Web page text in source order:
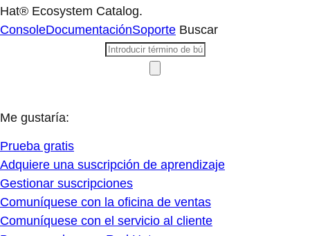
Hat® Ecosystem Catalog.
ConsoleDocumentaciónSoporte Buscar
Me gustaría:
Prueba gratis
Adquiere una suscripción de aprendizaje
Gestionar suscripciones
Comuníquese con la oficina de ventas
Comuníquese con el servicio al cliente